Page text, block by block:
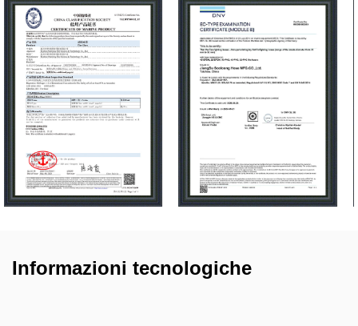
Informazioni tecnologiche